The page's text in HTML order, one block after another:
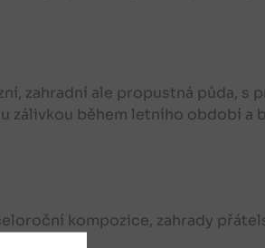
zahradní ale propustná půda, s
zálivkou během letního období a
kompozice, zahrady